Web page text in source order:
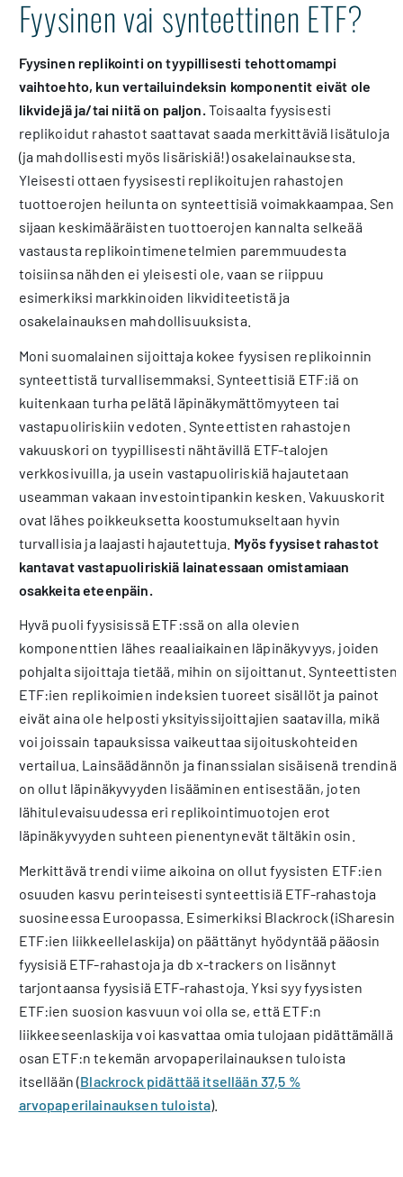
Fyysinen vai synteettinen ETF?
Fyysinen replikointi on tyypillisesti tehottomampi
vaihtoehto, kun vertailuindeksin komponentit eivät ole
likvidejä ja/tai niitä on paljon.Toisaalta fyysisesti
replikoidut rahastot saattavat saada merkittäviä lisätuloja
(ja mahdollisesti myös lisäriskiä!) osakelainauksesta.
Yleisesti ottaen fyysisesti replikoitujen rahastojen
tuottoerojen heilunta on synteettisiä voimakkaampaa. Sen
sijaan keskimääräisten tuottoerojen kannalta selkeää
vastausta replikointimenetelmien paremmuudesta
toisiinsa nähden ei yleisesti ole, vaan se riippuu
esimerkiksi markkinoiden likviditeetistä ja
osakelainauksen mahdollisuuksista.
Moni suomalainen sijoittaja kokee fyysisen replikoinnin
synteettistä turvallisemmaksi. Synteettisiä ETF:iä on
kuitenkaan turha pelätä läpinäkymättömyyteen tai
vastapuoliriskiin vedoten. Synteettisten rahastojen
vakuuskori on tyypillisesti nähtävillä ETF-talojen
verkkosivuilla, ja usein vastapuoliriskiä hajautetaan
useamman vakaan investointipankin kesken. Vakuuskorit
ovat lähes poikkeuksetta koostumukseltaan hyvin
turvallisia ja laajasti hajautettuja. Myös fyysiset rahastot
kantavat vastapuoliriskiä lainatessaan omistamiaan
osakkeita eteenpäin.
Hyvä puoli fyysisissä ETF:ssä on alla olevien
komponenttien lähes reaaliaikainen läpinäkyvyys, joiden
pohjalta sijoittaja tietää, mihin on sijoittanut. Synteettisten
ETF:ien replikoimien indeksien tuoreet sisällöt ja painot
eivät aina ole helposti yksityissijoittajien saatavilla, mikä
voi joissain tapauksissa vaikeuttaa sijoituskohteiden
vertailua. Lainsäädännön ja finanssialan sisäisenä trendinä
on ollut läpinäkyvyyden lisääminen entisestään, joten
lähitulevaisuudessa eri replikointimuotojen erot
läpinäkyvyyden suhteen pienentynevät tältäkin osin.
Merkittävä trendi viime aikoina on ollut fyysisten ETF:ien
osuuden kasvu perinteisesti synteettisiä ETF-rahastoja
suosineessa Euroopassa. Esimerkiksi Blackrock (iSharesin
ETF:ien liikkeellelaskija) on päättänyt hyödyntää pääosin
fyysisiä ETF-rahastoja ja db x-trackers on lisännyt
tarjontaansa fyysisiä ETF-rahastoja. Yksi syy fyysisten
ETF:ien suosion kasvuun voi olla se, että ETF:n
liikkeeseenlaskija voi kasvattaa omia tulojaan pidättämällä
osan ETF:n tekemän arvopaperilainauksen tuloista
itsellään (Blackrock pidättää itsellään 37,5 %
arvopaperilainauksen tuloista).